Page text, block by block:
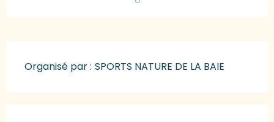
Organisé par : SPORTS NATURE DE LA BAIE